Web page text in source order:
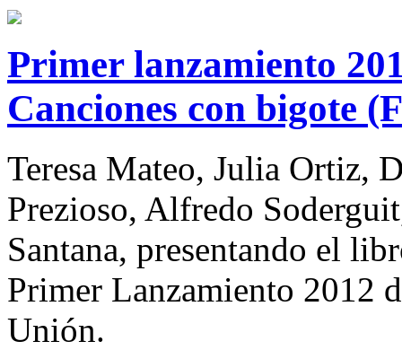
Primer lanzamiento
Canciones con bigote
Teresa Mateo, Julia Ortiz,
Prezioso, Alfredo
Santana, presentando el
Primer Lanzamiento 2012
Unión.